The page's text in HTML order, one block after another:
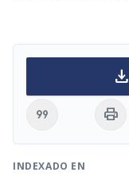
download
format_quote print
INDEXADO EN